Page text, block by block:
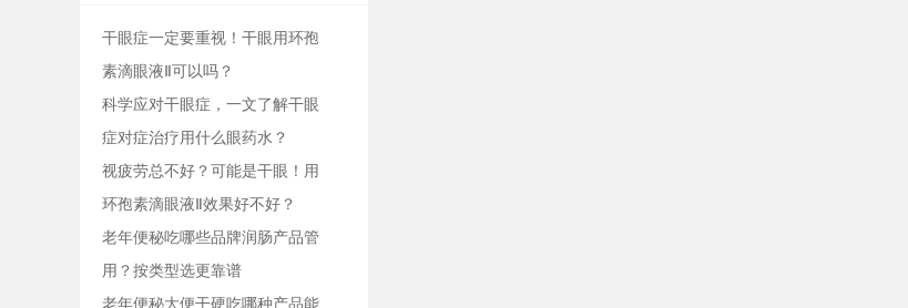
干眼症一定要重视！干眼用环孢
素滴眼液Ⅱ可以吗？
科学应对干眼症，一文了解干眼
症对症治疗用什么眼药水？
视疲劳总不好？可能是干眼！用
环孢素滴眼液Ⅱ效果好不好？
老年便秘吃哪些品牌润肠产品管
用？按类型选更靠谱
老年便秘大便干硬吃哪种产品能